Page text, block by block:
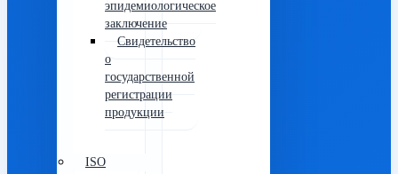
эпидемиологическое
заключение
Свидетельство
о
государственной
регистрации
продукции
ISO